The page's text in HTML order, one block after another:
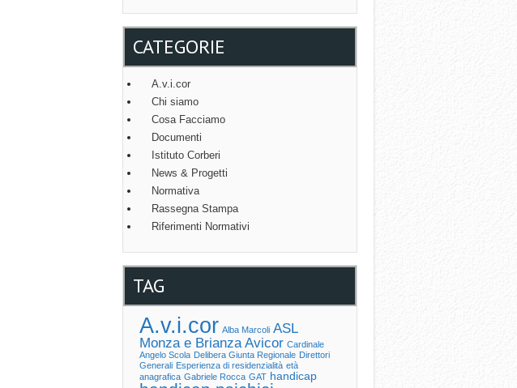
CATEGORIE
A.v.i.cor
Chi siamo
Cosa Facciamo
Documenti
Istituto Corberi
News & Progetti
Normativa
Rassegna Stampa
Riferimenti Normativi
TAG
A.v.i.cor Alba Marcoli ASL
Monza e Brianza Avicor Cardinale
Angelo Scola Delibera Giunta Regionale Direttori
Generali Esperienza di residenzialità età
anagrafica Gabriele Rocca GAT handicap